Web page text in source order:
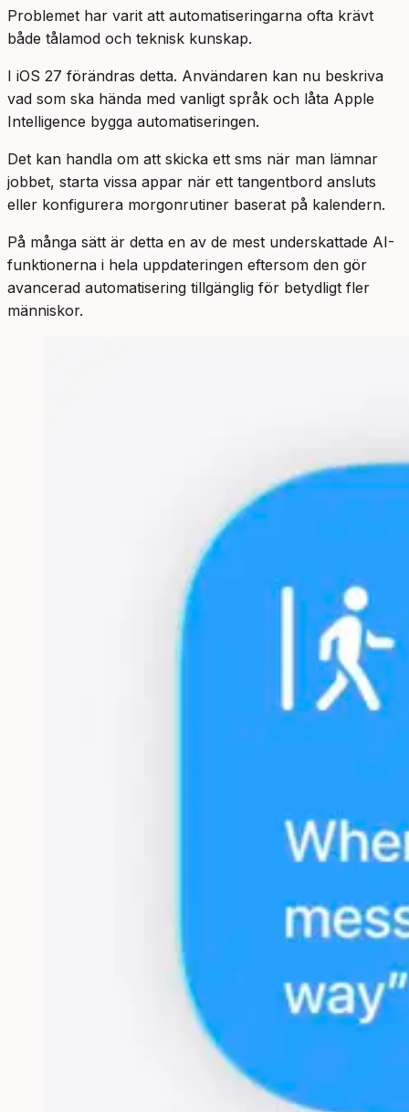
Problemet har varit att automatiseringarna ofta krävt
både tålamod och teknisk kunskap.
I iOS 27 förändras detta. Användaren kan nu beskriva
vad som ska hända med vanligt språk och låta Apple
Intelligence bygga automatiseringen.
Det kan handla om att skicka ett sms när man lämnar
jobbet, starta vissa appar när ett tangentbord ansluts
eller konfigurera morgonrutiner baserat på kalendern.
På många sätt är detta en av de mest underskattade AI-
funktionerna i hela uppdateringen eftersom den gör
avancerad automatisering tillgänglig för betydligt fler
människor.